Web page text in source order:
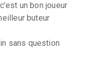
un bon joueur
buteur
sans question